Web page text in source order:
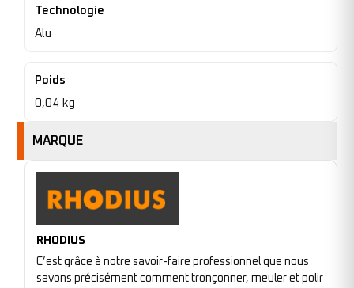
Technologie
Alu
Poids
0,04 kg
MARQUE
RHODIUS
C’est grâce à notre savoir-faire professionnel que nous
savons précisément comment tronçonner, meuler et polir